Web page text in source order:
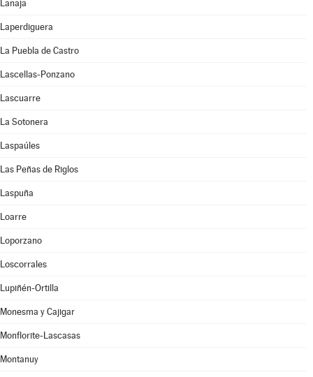
Lanaja
Laperdiguera
La Puebla de Castro
Lascellas-Ponzano
Lascuarre
La Sotonera
Laspaúles
Las Peñas de Riglos
Laspuña
Loarre
Loporzano
Loscorrales
Lupiñén-Ortilla
Monesma y Cajigar
Monflorite-Lascasas
Montanuy